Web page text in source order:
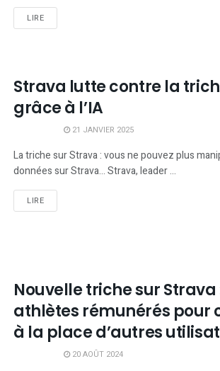
LIRE
Strava lutte contre la
grâce à l’IA
21 JANVIER 2025
La triche sur Strava : vous ne pouvez plus
données sur Strava... Strava, leader ...
LIRE
Nouvelle triche sur Strava
athlètes rémunérés pour
à la place d’autres
20 AOÛT 2024